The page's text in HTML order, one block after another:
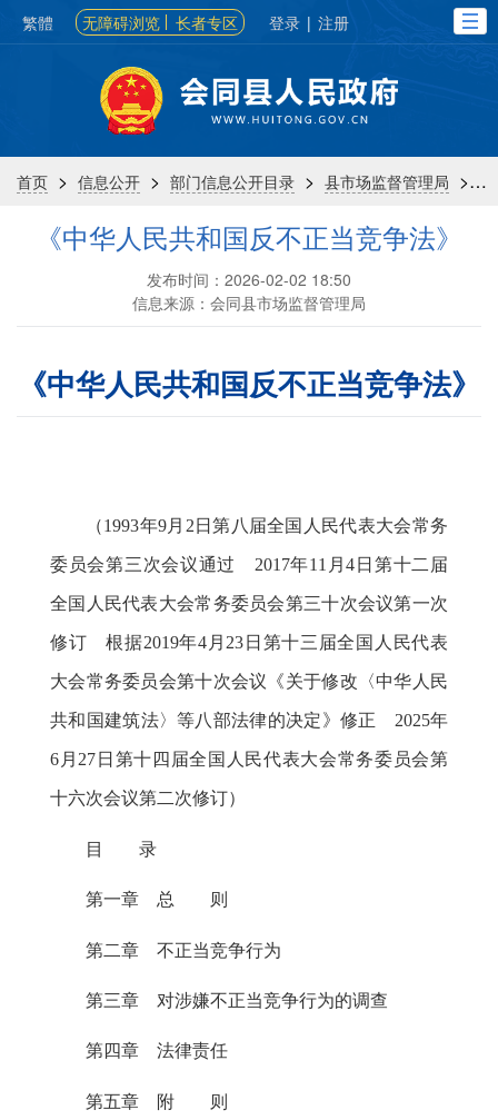
繁體 无障碍浏览 长者专区 登录 | 注册
首页 > 信息公开 > 部门信息公开目录 > 县市场监督管理局 >
《中华人民共和国反不正当竞争法》
发布时间：2026-02-02 18:50
信息来源：会同县市场监督管理局
《中华人民共和国反不正当竞争法》
（1993年9月2日第八届全国人民代表大会常务
委员会第三次会议通过 2017年11月4日第十二届
全国人民代表大会常务委员会第三十次会议第一次
修订 根据2019年4月23日第十三届全国人民代表
大会常务委员会第十次会议《关于修改〈中华人民
共和国建筑法〉等八部法律的决定》修正 2025年
6月27日第十四届全国人民代表大会常务委员会第
十六次会议第二次修订）
目 录
第一章 总 则
第二章 不正当竞争行为
第三章 对涉嫌不正当竞争行为的调查
第四章 法律责任
第五章 附 则